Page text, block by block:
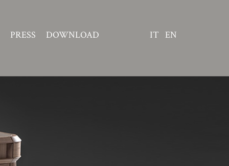
PRESS DOWNLOAD IT EN